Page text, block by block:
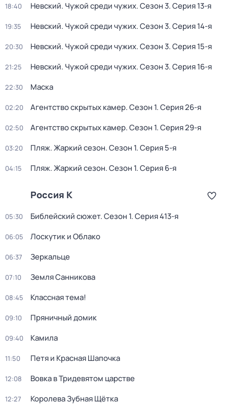
18:40 Невский. Чужой среди чужих. Сезон 3. Серия 13-я
19:35 Невский. Чужой среди чужих. Сезон 3. Серия 14-я
20:30 Невский. Чужой среди чужих. Сезон 3. Серия 15-я
21:25 Невский. Чужой среди чужих. Сезон 3. Серия 16-я
22:30 Маска
02:20 Агентство скрытых камер. Сезон 1. Серия 26-я
02:50 Агентство скрытых камер. Сезон 1. Серия 29-я
03:20 Пляж. Жаркий сезон. Сезон 1. Серия 5-я
04:15 Пляж. Жаркий сезон. Сезон 1. Серия 6-я
Россия К
05:30 Библейский сюжет. Сезон 1. Серия 413-я
06:05 Лоскутик и Облако
06:37 Зеркальце
07:10 Земля Санникова
08:45 Классная тема!
09:10 Пряничный домик
09:40 Камила
11:50 Петя и Красная Шапочка
12:08 Вовка в Тридевятом царстве
12:27 Королева Зубная Щётка